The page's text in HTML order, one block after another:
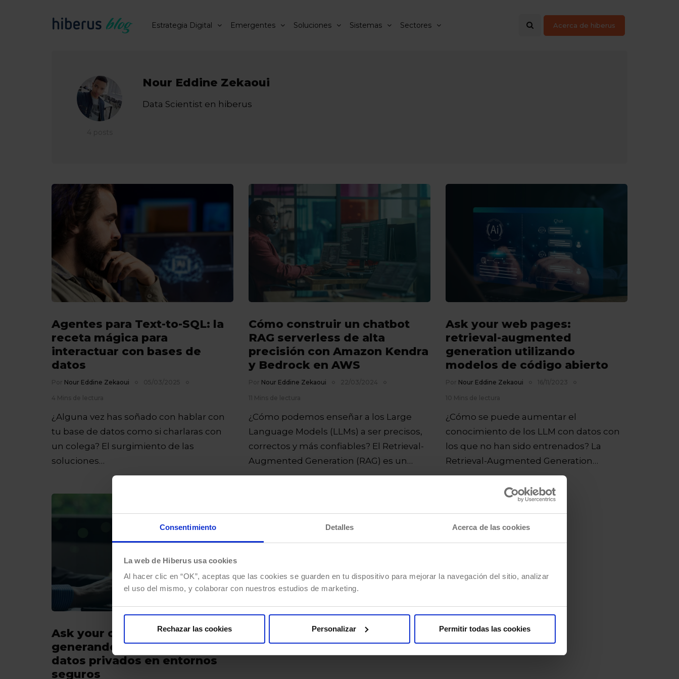
Consentimiento Detalles Acerca de las cookies
La web de Hiberus usa cookies
Al hacer clic en “OK”, aceptas que las cookies se guarden en tu dispositivo para mejorar la navegación del sitio, analizar
el uso del mismo, y colaborar con nuestros estudios de marketing.
Rechazar las cookies Personalizar Permitir todas las cookies
Estrategia Digital Emergentes Soluciones Sistemas Sectores Acerca de hiberus
Nour Eddine Zekaoui
Data Scientist en hiberus
Agentes para Text-to-SQL: la
receta mágica para
interactuar con bases de
datos
Por Nour Eddine Zekaoui 05/03/2025
4 Mins de lectura
¿Alguna vez has soñado con hablar con
tu base de datos como si charlaras con
un colega? El surgimiento de las
soluciones…
Cómo construir un chatbot
RAG serverless de alta
precisión con Amazon Kendra
y Bedrock en AWS
Por Nour Eddine Zekaoui 22/03/2024
11 Mins de lectura
¿Cómo podemos enseñar a los Large
Language Models (LLMs) a ser precisos,
correctos y más confiables? El Retrieval-
Augmented Generation (RAG) es un
enfoque para incluir información…
Ask your web pages:
retrieval-augmented
generation utilizando
modelos de código abierto
Por Nour Eddine Zekaoui 16/11/2023
10 Mins de lectura
¿Cómo se puede aumentar el
conocimiento de los LLM con datos con
los que no han sido entrenados? La
Retrieval-Augmented Generation
(RAG) es…
Ask your own data:
generando respuestas sobre
datos privados en entornos
seguros